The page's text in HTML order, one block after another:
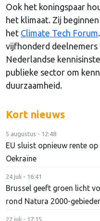
Ook het koningspaar
het klimaat. Zij
het Climate Tech Forum
vijfhonderd deelnemers
Nederlandse
publieke sector om
duurzaamheid.
Kort nieuws
5 augustus - 12:48
EU sluist opnieuw rente
Oekraïne
24 juli - 16:41
Brussel geeft groen licht
rond Natura 2000-
22 juli - 17:15